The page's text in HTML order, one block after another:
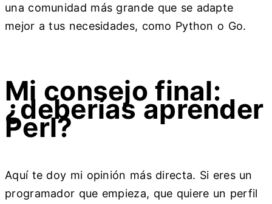
una comunidad más grande que se adapte
mejor a tus necesidades, como Python o Go.
Mi consejo final:
¿deberías aprender
Perl?
Aquí te doy mi opinión más directa. Si eres un
programador que empieza, que quiere un perfil